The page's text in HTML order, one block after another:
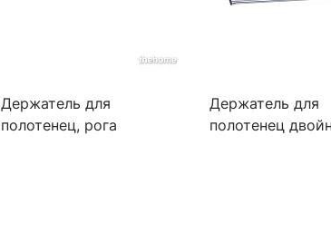
Держатель для
полотенец, рога
Держатель для
полотенец